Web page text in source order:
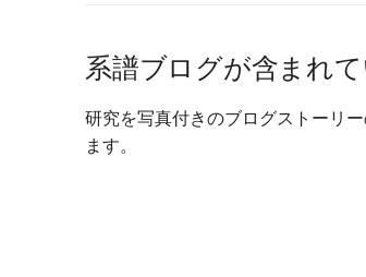
系譜ブログが含まれ
研究を写真付きのブログストーリ
ます。